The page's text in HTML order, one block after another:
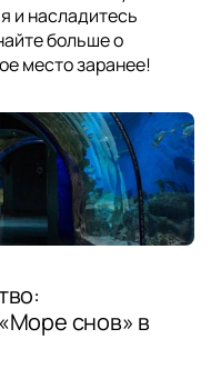
и насладитесь
больше о
место заранее!
снов» в